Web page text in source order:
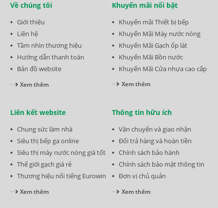
Về chúng tôi
Giới thiệu
Liên hệ
Tầm nhìn thương hiệu
Hướng dẫn thanh toán
Bản đồ website
Xem thêm
Khuyến mãi nổi bật
Khuyến mãi Thiết bị bếp
Khuyến Mãi Máy nước nóng
Khuyến Mãi Gạch ốp lát
Khuyến Mãi Bồn nước
Khuyến Mãi Cửa nhựa cao cấp
Xem thêm
Liên kết website
Chung sức làm nhà
Siêu thị bếp ga online
Siêu thị máy nước nóng giá tốt
Thế giới gạch giá rẻ
Thương hiệu nổi tiếng Eurowin
Xem thêm
Thông tin hữu ích
Vận chuyển và giao nhận
Đổi trả hàng và hoàn tiền
Chính sách bảo hành
Chính sách bảo mật thông tin
Đơn vị chủ quản
Xem thêm